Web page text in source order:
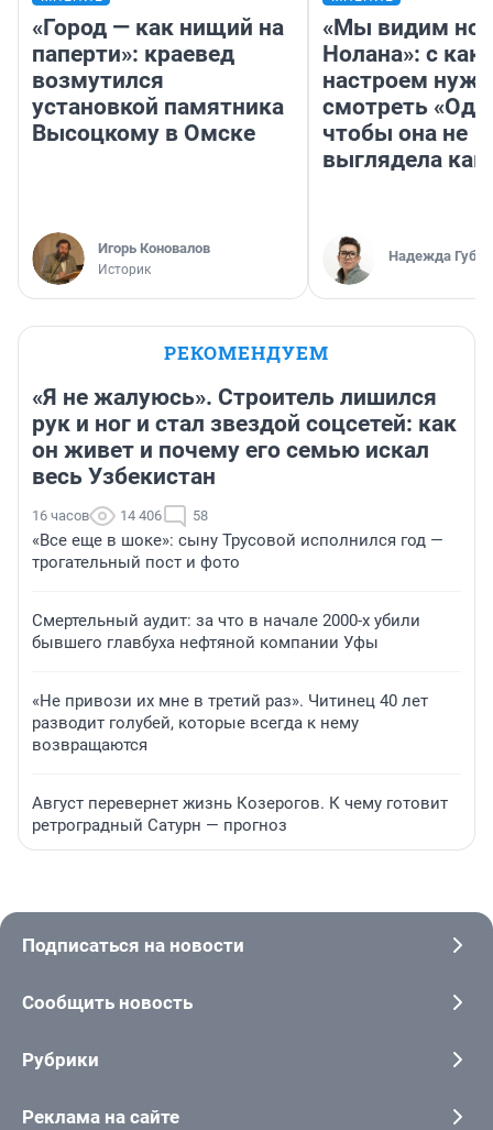
«Город — как нищий на
паперти»: краевед
возмутился
установкой памятника
Высоцкому в Омске
Игорь Коновалов
Историк
«Мы видим
Нолана»: с
настроем
смотреть
чтобы она не
выглядела как
Надежда
РЕКОМЕНДУЕМ
«Я не жалуюсь». Строитель лишился
рук и ног и стал звездой соцсетей: как
он живет и почему его семью искал
весь Узбекистан
16 часов 14 406 58
«Все еще в шоке»: сыну Трусовой исполнился год —
трогательный пост и фото
Смертельный аудит: за что в начале 2000-х убили
бывшего главбуха нефтяной компании Уфы
«Не привози их мне в третий раз». Читинец 40 лет
разводит голубей, которые всегда к нему
возвращаются
Август перевернет жизнь Козерогов. К чему готовит
ретроградный Сатурн — прогноз
Подписаться на новости
Сообщить новость
Рубрики
Реклама на сайте